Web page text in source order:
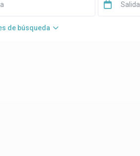
de búsqueda